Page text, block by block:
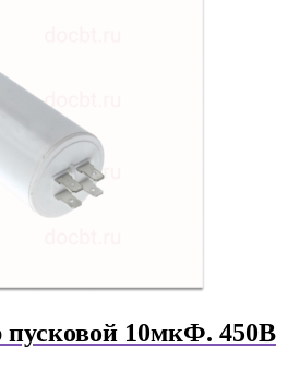
пусковой 10мкФ. 450В